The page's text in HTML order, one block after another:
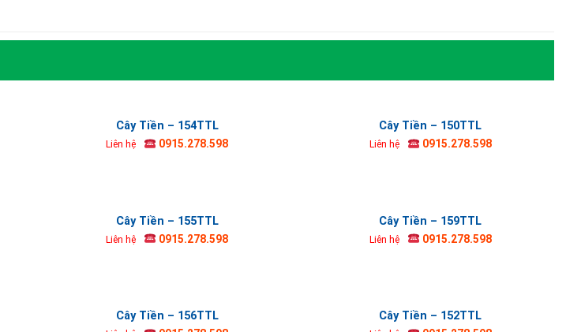
Cây Tiền – 154TTL
Liên hệ 0915.278.598
Cây Tiền – 150TTL
Liên hệ 0915.278.598
Cây Tiền – 155TTL
Liên hệ 0915.278.598
Cây Tiền – 159TTL
Liên hệ 0915.278.598
Cây Tiền – 156TTL Cây Tiền – 152TTL